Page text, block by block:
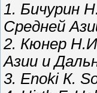
1. Бичурин
Средней
2. Кюнер
Азии и
3. Еnоki К.